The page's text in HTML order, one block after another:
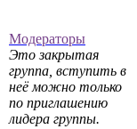
Модераторы
Это закрытая
группа, вступить в
неё можно только
по приглашению
лидера группы.